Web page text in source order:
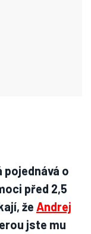
o
před 2,5
že Andrej
jste mu